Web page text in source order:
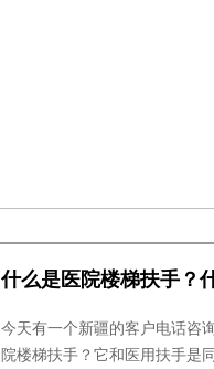
什么是医院楼梯扶手？
今天有一个新疆的客户电话咨
院楼梯扶手？它和医用扶手是